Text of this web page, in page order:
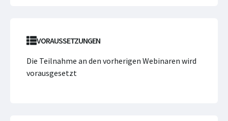
VORAUSSETZUNGEN
Die Teilnahme an den vorherigen Webinaren wird
vorausgesetzt